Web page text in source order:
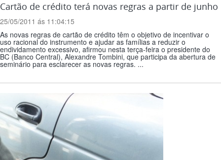
Cartão de crédito terá novas regras a partir de junho
25/05/2011 ás 11:04:15
As novas regras de cartão de crédito têm o objetivo de incentivar o
uso racional do instrumento e ajudar as famílias a reduzir o
endividamento excessivo, afirmou nesta terça-feira o presidente do
BC (Banco Central), Alexandre Tombini, que participa da abertura de
seminário para esclarecer as novas regras. ...